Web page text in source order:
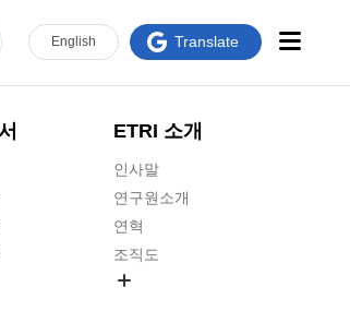
ETRI 소개
인사말
연구원소개
연혁
조직도
English Translate